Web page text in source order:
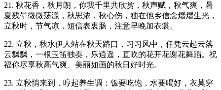
21. 秋花香，秋月朗，你我千里共欣赏，秋声赋，秋气爽，暑
夏残晕微微荡漾，秋思浓，秋心伤，独在他乡信念熠熠生光，
立秋时，节气凉，短信表衷肠，注意早晚加衣裳。
22. 立秋，秋水伊人站在秋天路口，习习风中，任凭云起云落
云飘飘，一根玉笛独奏，乐逍遥，直吹的花开花谢花舞蹈。祝
福你尽享秋高气爽、美丽如画的秋日好时光。
23. 立秋悄来到，哼起养生调：饭要吃饱，水要喝好，衣莫穿